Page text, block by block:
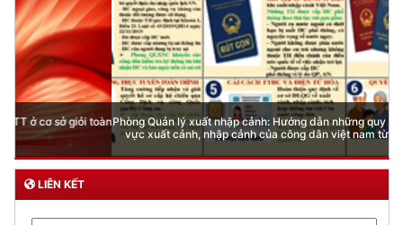
Phòng Quản lý xuất nhập cảnh: Hướng dẫn những quy định mới trong lĩnh
vực xuất cảnh, nhập cảnh của công dân việt nam từ ngày 01/7/2026
LIÊN KẾT